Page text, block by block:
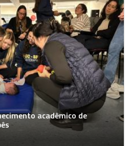
acadêmico de